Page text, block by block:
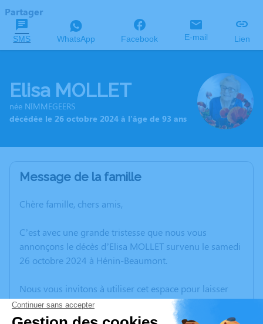
Partager
SMS WhatsApp Facebook E-mail Lien
Elisa MOLLET
née NIMMEGEERS
décédée le 26 octobre 2024 à l'âge de 93 ans
Message de la famille
Chère famille, chers amis,
C’est avec une grande tristesse que nous vous
annonçons le décès d’Elisa MOLLET survenu le samedi
26 octobre 2024 à Hénin-Beaumont.
Nous vous invitons à utiliser cet espace pour laisser
vos condoléances, partager des photos souvenirs, une
anecdote ou exprimer vos pensées à travers des